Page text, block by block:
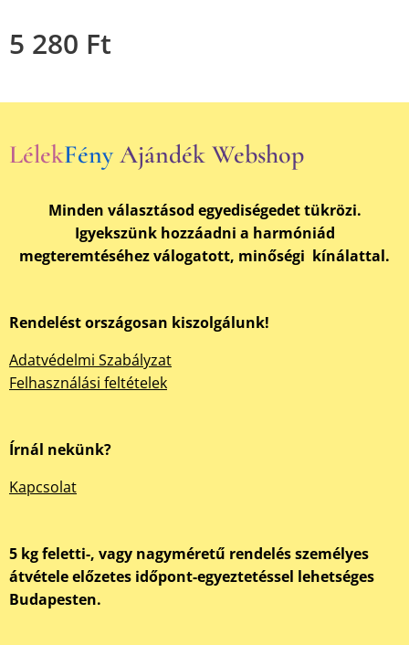
5 280 Ft
LélekFény Ajándék Webshop
Minden választásod egyediségedet tükrözi.
Igyekszünk hozzáadni a harmóniád
megteremtéséhez válogatott, minőségi kínálattal.
Rendelést országosan kiszolgálunk!
Adatvédelmi Szabályzat
Felhasználási feltételek
Írnál nekünk?
Kapcsolat
5 kg feletti-, vagy nagyméretű rendelés személyes
átvétele előzetes időpont-egyeztetéssel lehetséges
Budapesten.